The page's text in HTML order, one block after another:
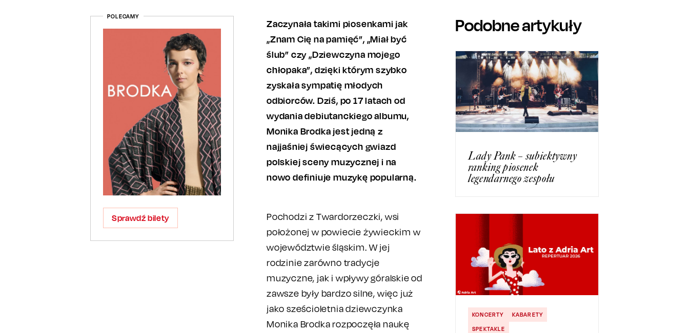
POLECAMY
Sprawdź bilety
Zaczynała takimi piosenkami jak
„Znam Cię na pamięć”, „Miał być
ślub” czy „Dziewczyna mojego
chłopaka”, dzięki którym szybko
zyskała sympatię młodych
odbiorców. Dziś, po 17 latach od
wydania debiutanckiego albumu,
Monika Brodka jest jedną z
najjaśniej świecących gwiazd
polskiej sceny muzycznej i na
nowo definiuje muzykę popularną.
Pochodzi z Twardorzeczki, wsi
położonej w powiecie żywieckim w
województwie śląskim. W jej
rodzinie zarówno tradycje
muzyczne, jak i wpływy góralskie od
zawsze były bardzo silne, więc już
jako sześcioletnia dziewczynka
Monika Brodka rozpoczęła naukę
Podobne artykuły
Lady Pank – subiektywny
ranking piosenek
legendarnego zespołu
KONCERTY
KABARETY
SPEKTAKLE